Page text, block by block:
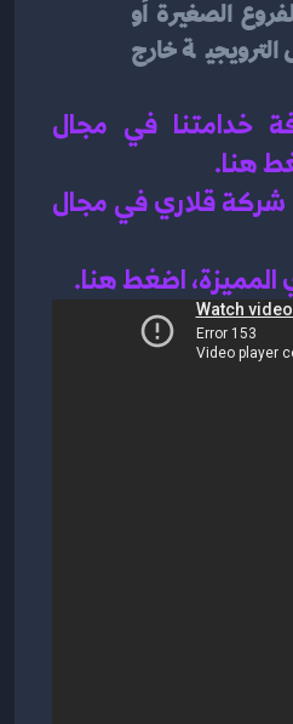
هنا.
المميزة، اضغط هنا.